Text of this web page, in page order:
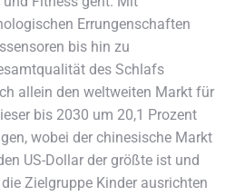
Errungenschaften
bis hin zu
des Schlafs
allein den weltweiten Markt für
bis 2030 um 20,1 Prozent
wobei der chinesische Markt
US-Dollar der größte ist und
Zielgruppe Kinder ausrichten